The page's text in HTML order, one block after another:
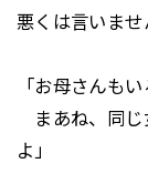
悪くは言いませ
「お母さんも
まあね、同じ
よ」